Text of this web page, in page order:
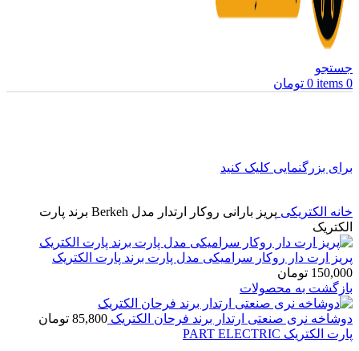
جستجو
0
items
0 تومان
برای بزرگنمایی کلیک کنید
خانه الکتریکی
پریز بارانی روکار ارتدار مدل Berkeh برند پارت
الکتریک
پریز ارت دار روکار سرامیکی مدل پارت برند پارت الکتریک
150,000 تومان
بازگشت به محصولات
دوشاخه نری صنعتی ارتدار برند فرحان الکتریک 85,800 تومان
پارت الکتریک PART ELECTRIC